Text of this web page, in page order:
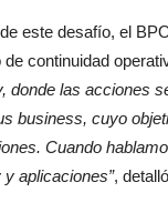
este desafío, el
continuidad
donde las acciones
business, cuyo
Cuando
aplicaciones”,